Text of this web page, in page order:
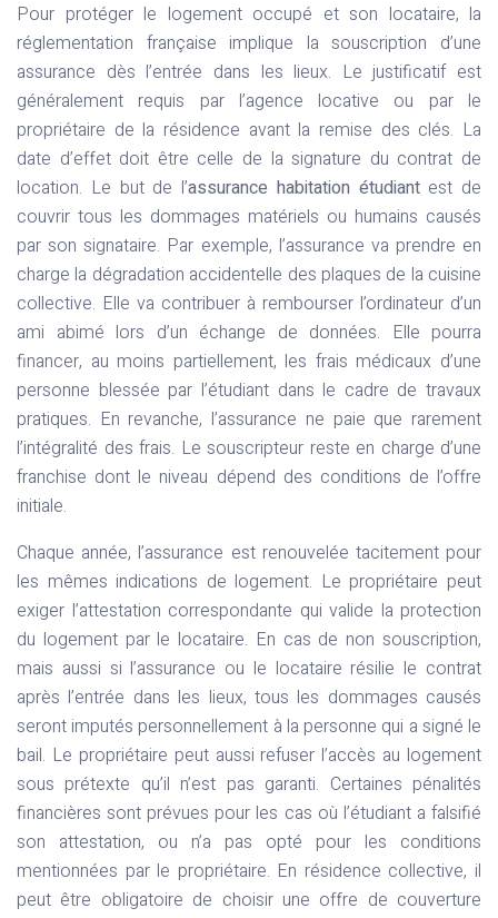
Pour protéger le logement occupé et son locataire, la
réglementation française implique la souscription d’une
assurance dès l’entrée dans les lieux. Le justificatif est
généralement requis par l’agence locative ou par le
propriétaire de la résidence avant la remise des clés. La
date d’effet doit être celle de la signature du contrat de
location. Le but de l’assurance habitation étudiantest de
couvrir tous les dommages matériels ou humains causés
par son signataire. Par exemple, l’assurance va prendre en
charge la dégradation accidentelle des plaques de la cuisine
collective. Elle va contribuer à rembourser l’ordinateur d’un
ami abimé lors d’un échange de données. Elle pourra
financer, au moins partiellement, les frais médicaux d’une
personne blessée par l’étudiant dans le cadre de travaux
pratiques. En revanche, l’assurance ne paie que rarement
l’intégralité des frais. Le souscripteur reste en charge d’une
franchise dont le niveau dépend des conditions de l’offre
initiale.
Chaque année, l’assurance est renouvelée tacitement pour
les mêmes indications de logement. Le propriétaire peut
exiger l’attestation correspondante qui valide la protection
du logement par le locataire. En cas de non souscription,
mais aussi si l’assurance ou le locataire résilie le contrat
après l’entrée dans les lieux, tous les dommages causés
seront imputés personnellement à la personne qui a signé le
bail. Le propriétaire peut aussi refuser l’accès au logement
sous prétexte qu’il n’est pas garanti. Certaines pénalités
financières sont prévues pour les cas où l’étudiant a falsifié
son attestation, ou n’a pas opté pour les conditions
mentionnées par le propriétaire. En résidence collective, il
peut être obligatoire de choisir une offre de couverture